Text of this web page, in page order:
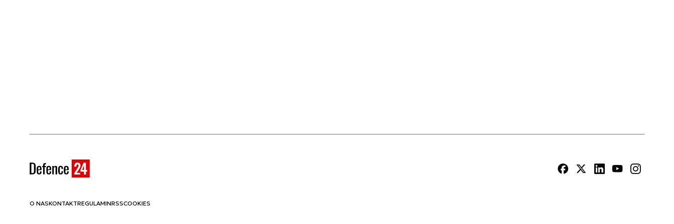
O NASKONTAKTREGULAMINRSSCOOKIES